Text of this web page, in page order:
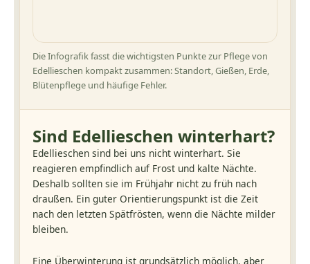
Die Infografik fasst die wichtigsten Punkte zur Pflege von
Edellieschen kompakt zusammen: Standort, Gießen, Erde,
Blütenpflege und häufige Fehler.
Sind Edellieschen winterhart?
Edellieschen sind bei uns nicht winterhart. Sie
reagieren empfindlich auf Frost und kalte Nächte.
Deshalb sollten sie im Frühjahr nicht zu früh nach
draußen. Ein guter Orientierungspunkt ist die Zeit
nach den letzten Spätfrösten, wenn die Nächte milder
bleiben.
Eine Überwinterung ist grundsätzlich möglich, aber